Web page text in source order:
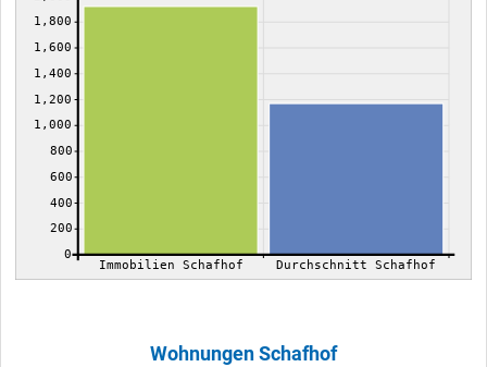
0
200
400
600
800
1,000
1,200
1,400
1,600
1,800
Immobilien Schafhof Durchschnitt Schafhof
Wohnungen Schafhof